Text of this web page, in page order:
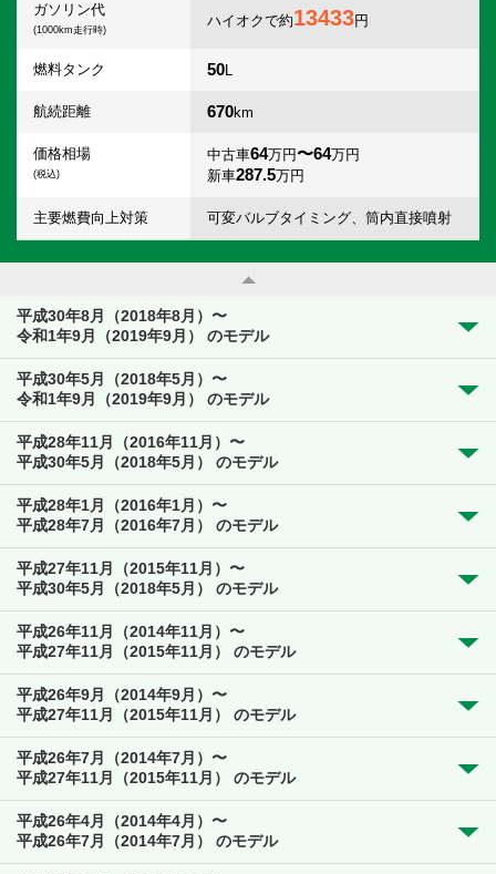
ガソリン代
(1000km走行時)
ハイオクで約13433円
燃料タンク 50L
航続距離 670km
価格相場
(税込)
中古車64万円〜64万円
新車287.5万円
主要燃費向上対策 可変バルブタイミング、筒内直接噴射
平成30年8月（2018年8月）〜
令和1年9月（2019年9月） のモデル
平成30年5月（2018年5月）〜
令和1年9月（2019年9月） のモデル
平成28年11月（2016年11月）〜
平成30年5月（2018年5月） のモデル
平成28年1月（2016年1月）〜
平成28年7月（2016年7月） のモデル
平成27年11月（2015年11月）〜
平成30年5月（2018年5月） のモデル
平成26年11月（2014年11月）〜
平成27年11月（2015年11月） のモデル
平成26年9月（2014年9月）〜
平成27年11月（2015年11月） のモデル
平成26年7月（2014年7月）〜
平成27年11月（2015年11月） のモデル
平成26年4月（2014年4月）〜
平成26年7月（2014年7月） のモデル